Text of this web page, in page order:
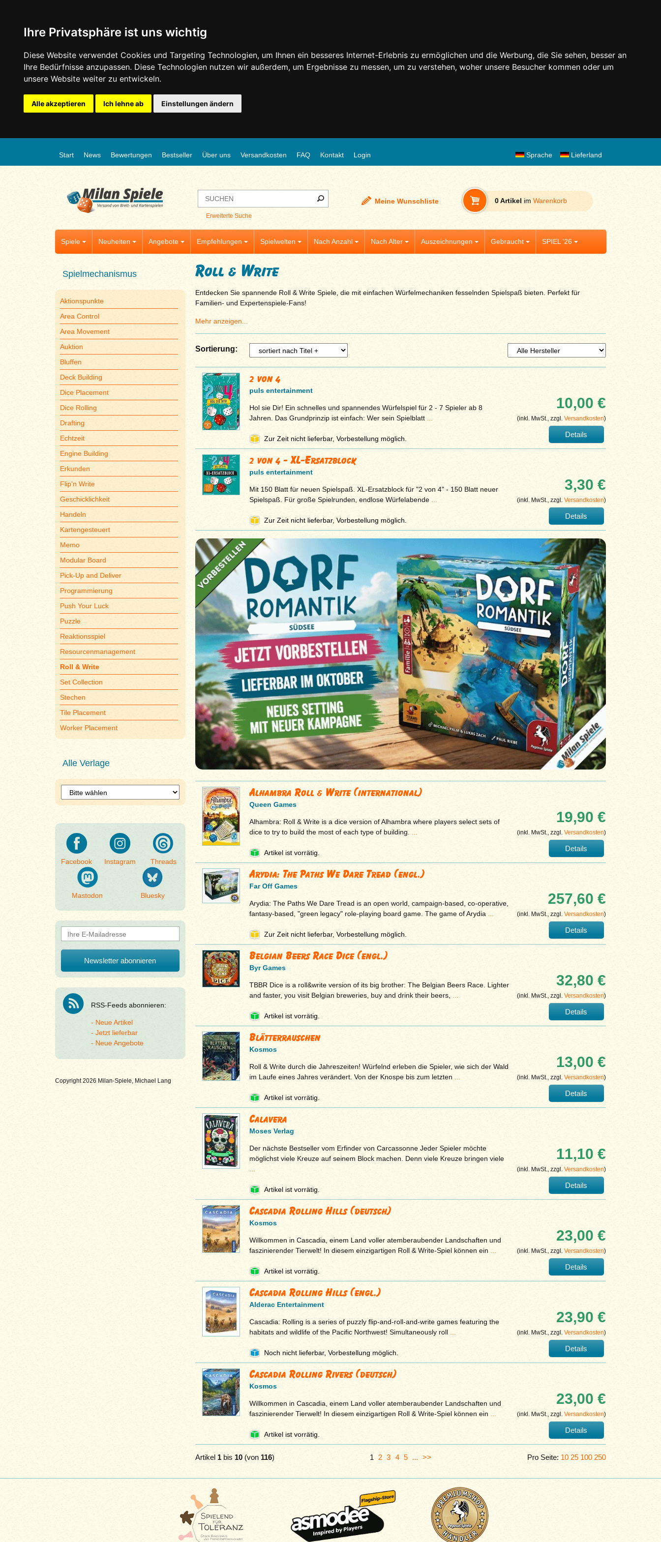
Ihre Privatsphäre ist uns wichtig
Diese Website verwendet Cookies und Targeting Technologien, um Ihnen ein besseres Internet-Erlebnis zu ermöglichen und die Werbung, die Sie sehen, besser an
Ihre Bedürfnisse anzupassen. Diese Technologien nutzen wir außerdem, um Ergebnisse zu messen, um zu verstehen, woher unsere Besucher kommen oder um
unsere Website weiter zu entwickeln.
Alle akzeptieren Ich lehne ab Einstellungen ändern
Start News Bewertungen Bestseller Über uns Versandkosten FAQ Kontakt Login Lieferland
Sprache
Erweiterte Suche
Meine Wunschliste 0 Artikel im Warenkorb
Spiele Neuheiten Angebote Empfehlungen Spielwelten Nach Anzahl Nach Alter Auszeichnungen Gebraucht SPIEL '26
Spielmechanismus
Aktionspunkte
Area Control
Area Movement
Auktion
Bluffen
Deck Building
Dice Placement
Dice Rolling
Drafting
Echtzeit
Engine Building
Erkunden
Flip'n Write
Geschicklichkeit
Handeln
Kartengesteuert
Memo
Modular Board
Pick-Up and Deliver
Programmierung
Push Your Luck
Puzzle
Reaktionsspiel
Resourcenmanagement
Roll & Write
Set Collection
Stechen
Tile Placement
Worker Placement
Alle Verlage
Facebook Instagram Threads
Mastodon Bluesky
RSS-Feeds abonnieren:
Neue Artikel
Jetzt lieferbar
Neue Angebote
Copyright 2026 Milan-Spiele, Michael Lang
Roll & Write
Entdecken Sie spannende Roll & Write Spiele, die mit einfachen Würfelmechaniken fesselnden Spielspaß bieten. Perfekt für
Familien- und Expertenspiele-Fans!
Mehr anzeigen...
Sortierung:
2 von 4
puls entertainment
Hol sie Dir! Ein schnelles und spannendes Würfelspiel für 2 - 7 Spieler ab 8
Jahren. Das Grundprinzip ist einfach: Wer sein Spielblatt
Zur Zeit nicht lieferbar, Vorbestellung möglich.
10,00 €
(inkl. MwSt., zzgl. Versandkosten)
Details
2 von 4 - XL-Ersatzblock
puls entertainment
Mit 150 Blatt für neuen Spielspaß. XL-Ersatzblock für "2 von 4" - 150 Blatt neuer
Spielspaß. Für große Spielrunden, endlose Würfelabende
Zur Zeit nicht lieferbar, Vorbestellung möglich.
3,30 €
(inkl. MwSt., zzgl. Versandkosten)
Details
Alhambra Roll & Write (international)
Queen Games
Alhambra: Roll & Write is a dice version of Alhambra where players select sets of
dice to try to build the most of each type of building.
Artikel ist vorrätig.
19,90 €
(inkl. MwSt., zzgl. Versandkosten)
Details
Arydia: The Paths We Dare Tread (engl.)
Far Off Games
Arydia: The Paths We Dare Tread is an open world, campaign-based, co-operative,
fantasy-based, "green legacy" role-playing board game. The game of Arydia
Zur Zeit nicht lieferbar, Vorbestellung möglich.
257,60 €
(inkl. MwSt., zzgl. Versandkosten)
Details
Belgian Beers Race Dice (engl.)
Byr Games
TBBR Dice is a roll&write version of its big brother: The Belgian Beers Race. Lighter
and faster, you visit Belgian breweries, buy and drink their beers,
Artikel ist vorrätig.
32,80 €
(inkl. MwSt., zzgl. Versandkosten)
Details
Blätterrauschen
Kosmos
Roll & Write durch die Jahreszeiten! Würfelnd erleben die Spieler, wie sich der Wald
im Laufe eines Jahres verändert. Von der Knospe bis zum letzten
Artikel ist vorrätig.
13,00 €
(inkl. MwSt., zzgl. Versandkosten)
Details
Calavera
Moses Verlag
Der nächste Bestseller vom Erfinder von Carcassonne Jeder Spieler möchte
möglichst viele Kreuze auf seinem Block machen. Denn viele Kreuze bringen viele
Artikel ist vorrätig.
11,10 €
(inkl. MwSt., zzgl. Versandkosten)
Details
Cascadia Rolling Hills (deutsch)
Kosmos
Willkommen in Cascadia, einem Land voller atemberaubender Landschaften und
faszinierender Tierwelt! In diesem einzigartigen Roll & Write-Spiel können ein
Artikel ist vorrätig.
23,00 €
(inkl. MwSt., zzgl. Versandkosten)
Details
Cascadia Rolling Hills (engl.)
Alderac Entertainment
Cascadia: Rolling is a series of puzzly flip-and-roll-and-write games featuring the
habitats and wildlife of the Pacific Northwest! Simultaneously roll
Noch nicht lieferbar, Vorbestellung möglich.
23,90 €
(inkl. MwSt., zzgl. Versandkosten)
Details
Cascadia Rolling Rivers (deutsch)
Kosmos
Willkommen in Cascadia, einem Land voller atemberaubender Landschaften und
faszinierender Tierwelt! In diesem einzigartigen Roll & Write-Spiel können ein
Artikel ist vorrätig.
23,00 €
(inkl. MwSt., zzgl. Versandkosten)
Details
Artikel 1bis 10(von 116) Pro Seite: 10 25 100 250
1 2 3 4 5 ... >>